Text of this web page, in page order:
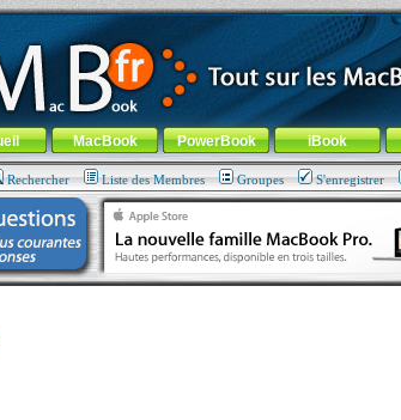
Apple... 100% nomade !
Aller au menu général-Aller au menu de la rubrique
MacBook PowerBook iBook
Rechercher Liste des Membres Groupes S'enregistrer